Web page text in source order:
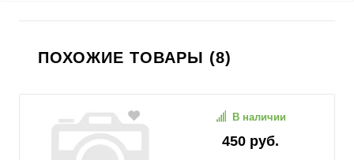
ПОХОЖИЕ ТОВАРЫ (8)
450 руб.
В наличии